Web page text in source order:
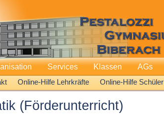
Online-Hilfe Lehrkräfte Online-Hilfe Schüler
Services Klassen AGs
(Förderunterricht)